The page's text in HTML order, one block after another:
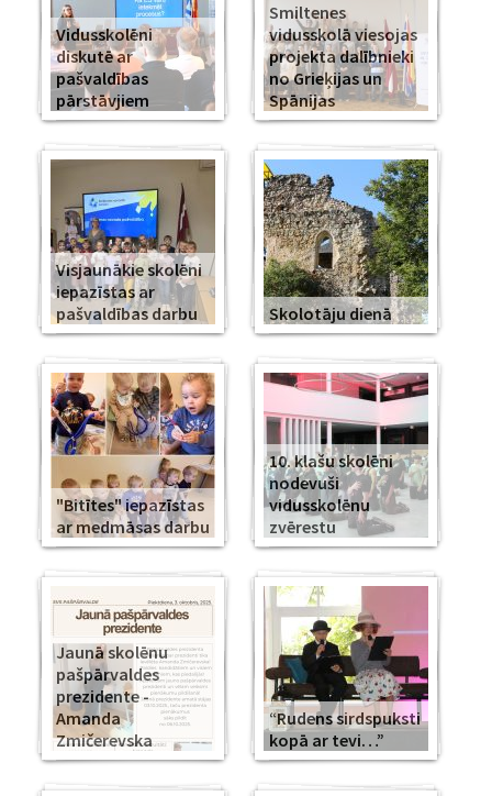
Vidusskolēni
diskutē ar
pašvaldības
pārstāvjiem
Smiltenes
vidusskolā viesojas
projekta dalībnieki
no Grieķijas un
Spānijas
Visjaunākie skolēni
iepazīstas ar
pašvaldības darbu
Skolotāju dienā
"Bitītes" iepazīstas
ar medmāsas darbu
10. klašu skolēni
nodevuši
vidusskolēnu
zvērestu
Jaunā skolēnu
pašpārvaldes
prezidente -
Amanda
Zmičerevska
“Rudens sirdspuksti
kopā ar tevi…”